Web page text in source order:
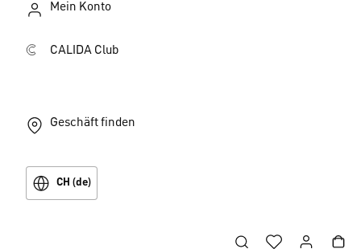
Mein Konto
CALIDA Club
Geschäft finden
CH (de)